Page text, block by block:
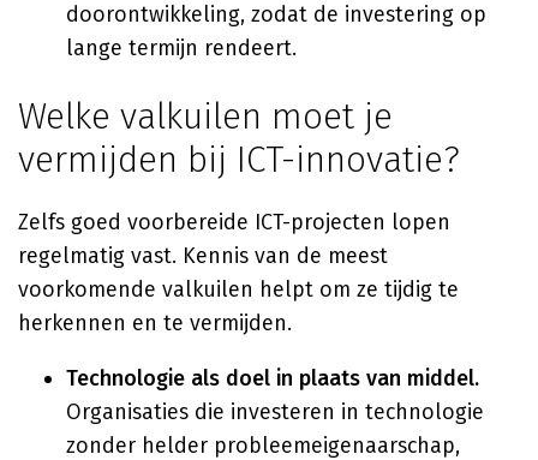
doorontwikkeling, zodat de investering op
lange termijn rendeert.
Welke valkuilen moet je
vermijden bij ICT-innovatie?
Zelfs goed voorbereide ICT-projecten lopen
regelmatig vast. Kennis van de meest
voorkomende valkuilen helpt om ze tijdig te
herkennen en te vermijden.
Technologie als doel in plaats van middel.
Organisaties die investeren in technologie
zonder helder probleemeigenaarschap,